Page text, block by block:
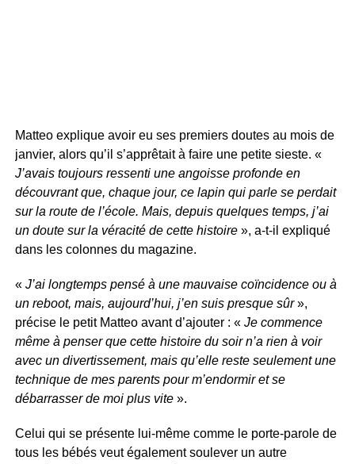
Matteo explique avoir eu ses premiers doutes au mois de
janvier, alors qu’il s’apprêtait à faire une petite sieste. «
J’avais toujours ressenti une angoisse profonde en
découvrant que, chaque jour, ce lapin qui parle se perdait
sur la route de l’école. Mais, depuis quelques temps, j’ai
un doute sur la véracité de cette histoire», a-t-il expliqué
dans les colonnes du magazine.
« J’ai longtemps pensé à une mauvaise coïncidence ou à
un reboot, mais, aujourd’hui, j’en suis presque sûr»,
précise le petit Matteo avant d’ajouter : « Je commence
même à penser que cette histoire du soir n’a rien à voir
avec un divertissement, mais qu’elle reste seulement une
technique de mes parents pour m’endormir et se
débarrasser de moi plus vite».
Celui qui se présente lui-même comme le porte-parole de
tous les bébés veut également soulever un autre